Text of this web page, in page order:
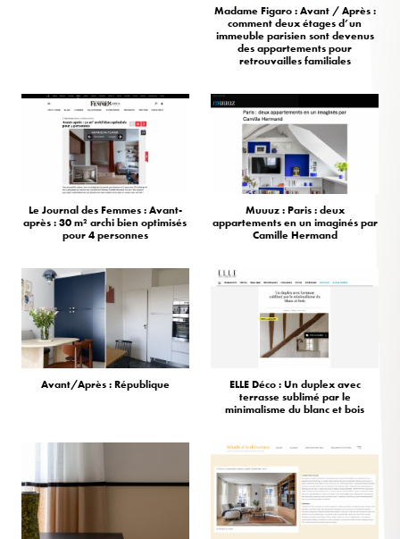
Madame Figaro : Avant / Après :
comment deux étages d’un
immeuble parisien sont devenus
des appartements pour
retrouvailles familiales
Le Journal des Femmes : Avant-
après : 30 m² archi bien optimisés
pour 4 personnes
Muuuz : Paris : deux
appartements en un imaginés par
Camille Hermand
Avant/Après : République
ELLE Déco : Un duplex avec
terrasse sublimé par le
minimalisme du blanc et bois